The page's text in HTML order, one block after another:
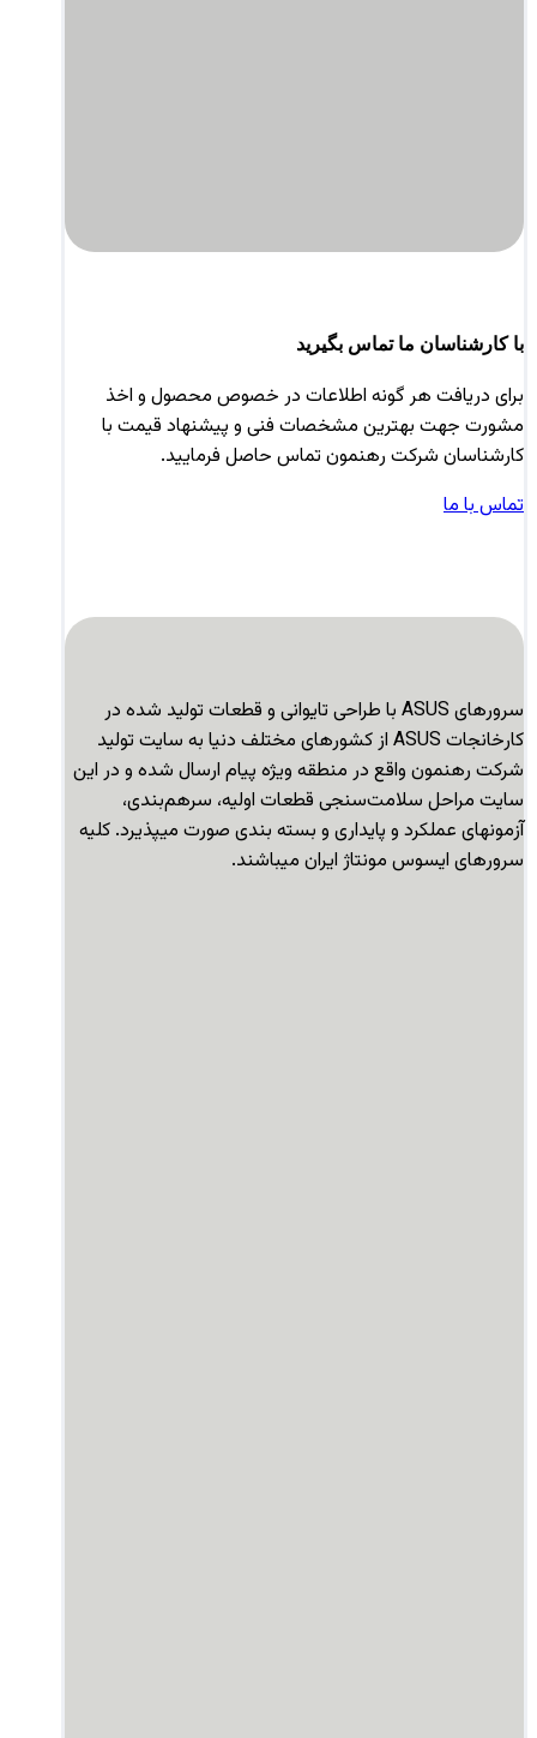
با کارشناسان ما تماس بگیرید
برای دریافت هر گونه اطلاعات در خصوص محصول و اخذ
مشورت جهت بهترین مشخصات فنی و پیشنهاد قیمت با
کارشناسان شرکت رهنمون تماس حاصل فرمایید.
تماس با ما
سرورهای ASUS با طراحی تایوانی و قطعات تولید شده در
کارخانجات ASUS از کشورهای مختلف دنیا به سایت تولید
شرکت رهنمون واقع در منطقه ویژه پیام ارسال شده و در این
سایت مراحل سلامت‌سنجی قطعات اولیه، سرهم‌بندی،
آزمونهای عملکرد و پایداری و بسته بندی صورت میپذیرد. کلیه
سرورهای ایسوس مونتاژ ایران میباشند.